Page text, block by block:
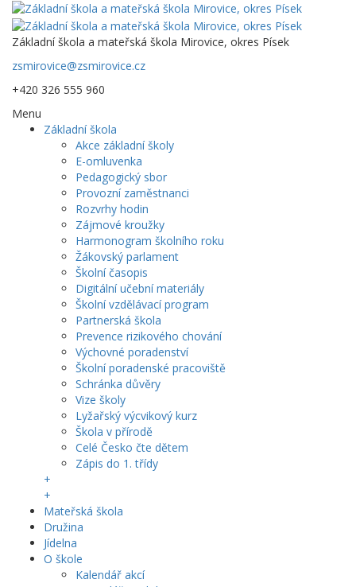
Základní škola a mateřská škola Mirovice, okres Písek
zsmirovice@zsmirovice.cz
+420 326 555 960
Menu
Základní škola
Akce základní školy
E-omluvenka
Pedagogický sbor
Provozní zaměstnanci
Rozvrhy hodin
Zájmové kroužky
Harmonogram školního roku
Žákovský parlament
Školní časopis
Digitální učební materiály
Školní vzdělávací program
Partnerská škola
Prevence rizikového chování
Výchovné poradenství
Školní poradenské pracoviště
Schránka důvěry
Vize školy
Lyžařský výcvikový kurz
Škola v přírodě
Celé Česko čte dětem
Zápis do 1. třídy
+
+
Mateřská škola
Družina
Jídelna
O škole
Kalendář akcí